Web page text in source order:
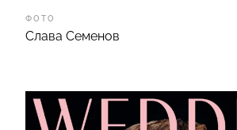
ФОТО
Слава Семенов